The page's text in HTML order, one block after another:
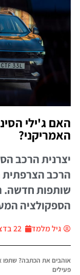
האם ג'ילי
האמריקני?
יצרנית הרכב
הרכב הצרפתית
שותפות חדשה.
הספקולציה
גיל מלמד 22 בדצמבר, 2021
אוהבים את הכתבה? שתפו
פעילים